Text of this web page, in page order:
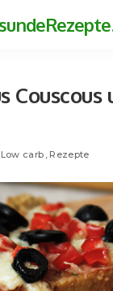
Couscous
Low carb Rezepte